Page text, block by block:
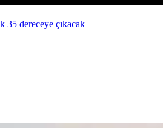
35 dereceye çıkacak